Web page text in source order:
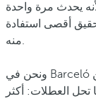
يحدث مرة واحدة
أقصى استفادة
منه.
ونحن في Barceló نعرف الكثير عن كيفية الاستفادة القصوى من
تحل العطلات: أكثر